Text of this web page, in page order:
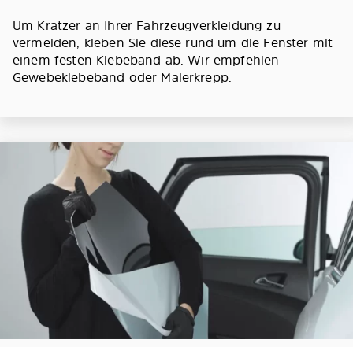
Um Kratzer an Ihrer Fahrzeugverkleidung zu
vermeiden, kleben Sie diese rund um die Fenster mit
einem festen Klebeband ab. Wir empfehlen
Gewebeklebeband oder Malerkrepp.